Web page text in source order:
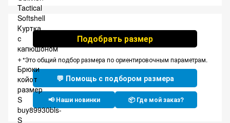
Подобрать размер
*Это общий подбор размера по ориентировочным параметрам.
💬 Помощь с подбором размера
📢 Наши новинки 📦 Где мой заказ?